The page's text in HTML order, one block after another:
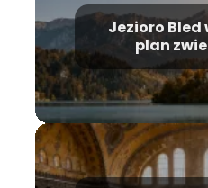
Jezioro Bled
plan